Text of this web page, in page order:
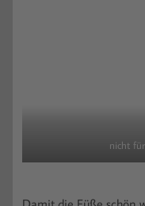
nicht